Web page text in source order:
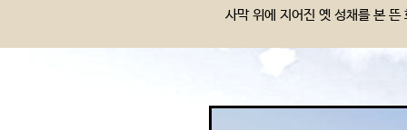
사막 위에 지어진 옛 성채를 본